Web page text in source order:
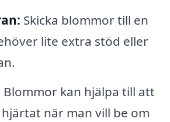
Skicka blommor till en
lite extra stöd eller
Blommor kan hjälpa till att
när man vill be om